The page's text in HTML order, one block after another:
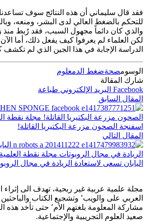
فقد قال سليماني أن هذه النتائج سوف
للتحكم بالضغط العالي لدى البشر، ومنعه،
والذي كان دائماً مجهول السبب، فقد رُبط منذ
لكن العلماء لم يعرفوا كيف يفعل ذلك، أما
الدراسة الإجابة في هذا الجين الذي لم تكشف
الوسومصحةضغط الدمعلوم
شارك المقالة
Facebook البريد الإلكتروني طباعة
المقال السابق
اسفنجة الصحون مزرعة البكتيريا القاتلة!
المقال التالي
اليابان تسعى لاستعادة الريادة في مجال
مجلة علمية عربية غير ربحية، تهدف الى إثراء
العربي على والويب٬ وتشجيع
مشاركة المعلومة بلغتهم
صعيد العلوم التجريبية والإجتماعية.